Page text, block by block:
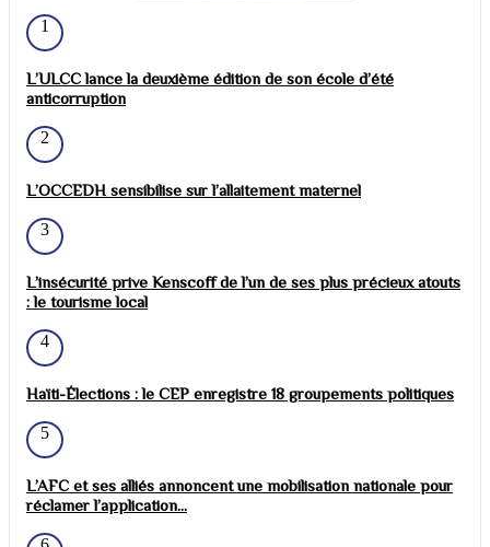
1
L’ULCC lance la deuxième édition de son école d’été
anticorruption
2
L’OCCEDH sensibilise sur l’allaitement maternel
3
L’insécurité prive Kenscoff de l’un de ses plus précieux atouts
: le tourisme local
4
Haïti-Élections : le CEP enregistre 18 groupements politiques
5
L’AFC et ses alliés annoncent une mobilisation nationale pour
réclamer l’application...